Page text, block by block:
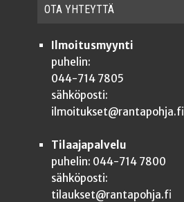
OTA YHTEYT­TÄ
Ilmoitusmyynti
puhelin:
044-714 7805
sähköposti:
ilmoitukset@rantapohja.fi
Tilaajapalvelu
puhelin: 044-714 7800
sähköposti:
tilaukset@rantapohja.fi